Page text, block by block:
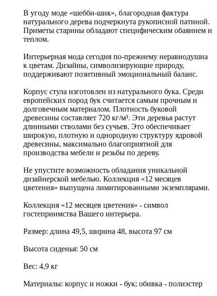
В угоду моде «шебби-шик», благородная фактура
натурального дерева подчеркнута рукописной патиной.
Приметы старины обладают специфическим обаянием и
теплом.
Интерьерная мода сегодня по-прежнему неравнодушна
к цветам. Дизайны, символизирующие природу,
поддерживают позитивный эмоциональный баланс.
Корпус стула изготовлен из натурального бука. Среди
европейских пород бук считается самым прочным и
долговечным материалом. Плотность буковой
древесины составляет 720 кг/м³. Эти деревья растут
длинными стволами без сучьев. Это обеспечивает
широкую, плотную и однородную структуру ядровой
древесины, максимально благоприятной для
производства мебели и резьбы по дереву.
Не упустите возможность обладания уникальной
дизайнерской мебелью. Коллекция «12 месяцев
цветения» выпущена лимитированными экземплярами.
Коллекция «12 месяцев цветения» - символ
гостеприимства Вашего интерьера.
Размер: длина 49,5, ширина 48, высота 97 см
Высота сиденья: 50 см
Вес: 4,9 кг
Материалы: корпус и ножки - бук; обивка - полиэстер